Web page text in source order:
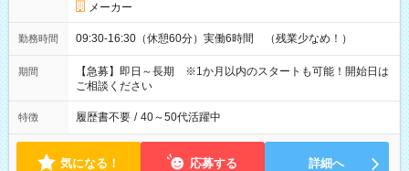
メーカー
勤務時間 09:30-16:30（休憩60分）実働6時間 （残業少なめ！）
期間
【急募】即日～長期 ※1か月以内のスタートも可能！開始日は
ご相談ください
特徴 履歴書不要 / 40～50代活躍中
気になる！ 応募する 詳細へ